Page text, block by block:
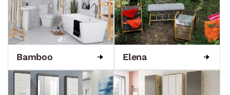
Bamboo Elena